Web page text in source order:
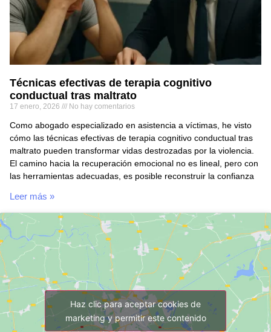
Técnicas efectivas de terapia cognitivo
conductual tras maltrato
17 enero, 2026 No hay comentarios
Como abogado especializado en asistencia a víctimas, he visto
cómo las técnicas efectivas de terapia cognitivo conductual tras
maltrato pueden transformar vidas destrozadas por la violencia.
El camino hacia la recuperación emocional no es lineal, pero con
las herramientas adecuadas, es posible reconstruir la confianza
Leer más »
Haz clic para aceptar cookies de
marketing y permitir este contenido